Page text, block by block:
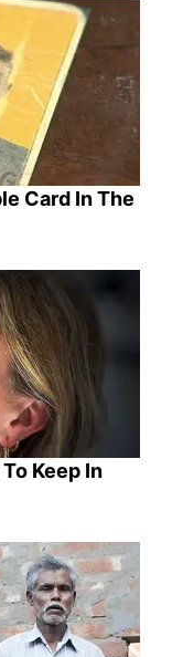
Card In The
Keep In